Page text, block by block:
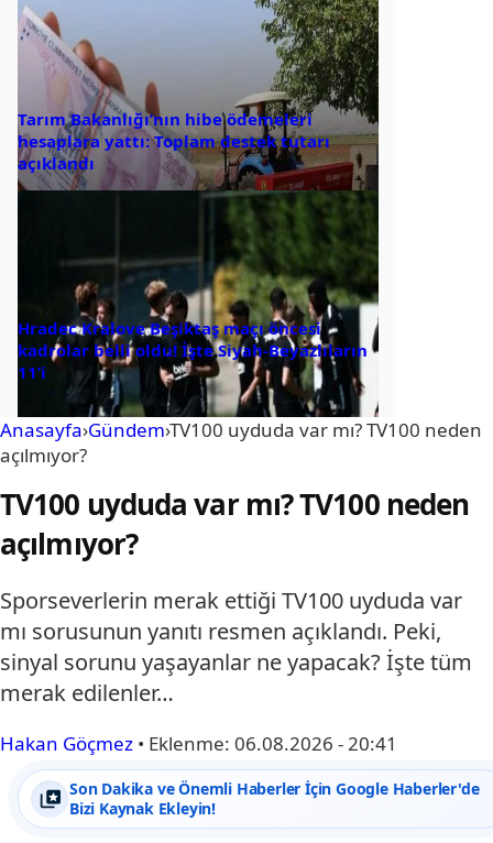
Tarım Bakanlığı’nın hibe ödemeleri
hesaplara yattı: Toplam destek tutarı
açıklandı
Hradec Kralove Beşiktaş maçı öncesi
kadrolar belli oldu! İşte Siyah-Beyazlıların
11’i
Anasayfa›Gündem›TV100 uyduda var mı? TV100 neden
açılmıyor?
TV100 uyduda var mı? TV100 neden
açılmıyor?
Sporseverlerin merak ettiği TV100 uyduda var
mı sorusunun yanıtı resmen açıklandı. Peki,
sinyal sorunu yaşayanlar ne yapacak? İşte tüm
merak edilenler…
Hakan Göçmez • Eklenme: 06.08.2026 - 20:41
Son Dakika ve Önemli Haberler İçin Google Haberler'de
Bizi Kaynak Ekleyin!